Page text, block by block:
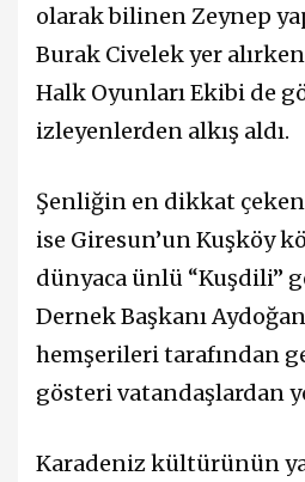
olarak bilinen Zeynep
Burak Civelek yer
Halk Oyunları Ekibi de
izleyenlerden alkış aldı.
Şenliğin en dikkat
ise Giresun’un Kuşköy
dünyaca ünlü “Kuşdili”
Dernek Başkanı
hemşerileri tarafından
gösteri vatandaşlardan
Karadeniz kültürünün